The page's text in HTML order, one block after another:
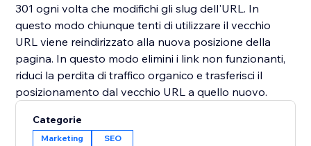
301 ogni volta che modifichi gli slug dell'URL. In
questo modo chiunque tenti di utilizzare il vecchio
URL viene reindirizzato alla nuova posizione della
pagina. In questo modo elimini i link non funzionanti,
riduci la perdita di traffico organico e trasferisci il
posizionamento dal vecchio URL a quello nuovo.
Categorie
Marketing SEO